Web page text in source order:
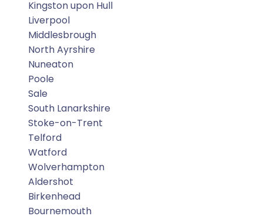
Kingston upon Hull
Liverpool
Middlesbrough
North Ayrshire
Nuneaton
Poole
Sale
South Lanarkshire
Stoke-on-Trent
Telford
Watford
Wolverhampton
Aldershot
Birkenhead
Bournemouth